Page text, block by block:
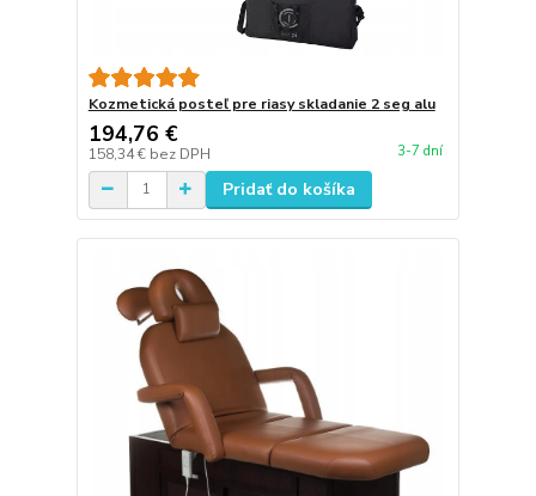
Kozmetická posteľ pre riasy skladanie 2 seg alu
194,76 €
158,34 € bez DPH 3-7 dní
Pridať do košíka